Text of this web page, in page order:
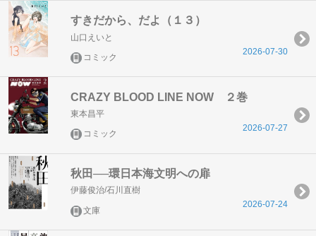
すきだから、だよ（１３）
山口えいと
コミック
2026-07-30
CRAZY BLOOD LINE NOW ２巻
東本昌平
コミック
2026-07-27
秋田──環日本海文明への扉
伊藤俊治/石川直樹
文庫
2026-07-24